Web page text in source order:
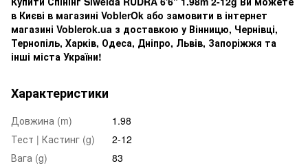
в Києві в магазині VoblerOk або замовити в інтернет
магазині Voblerok.ua з доставкою у Вінницю, Чернівці,
Тернопіль, Харків, Одеса, Дніпро, Львів, Запоріжжя та
інші міста України!
Характеристики
Довжина (m)
1.98
Тест | Кастинг (g)
2-12
Вага (g)
83